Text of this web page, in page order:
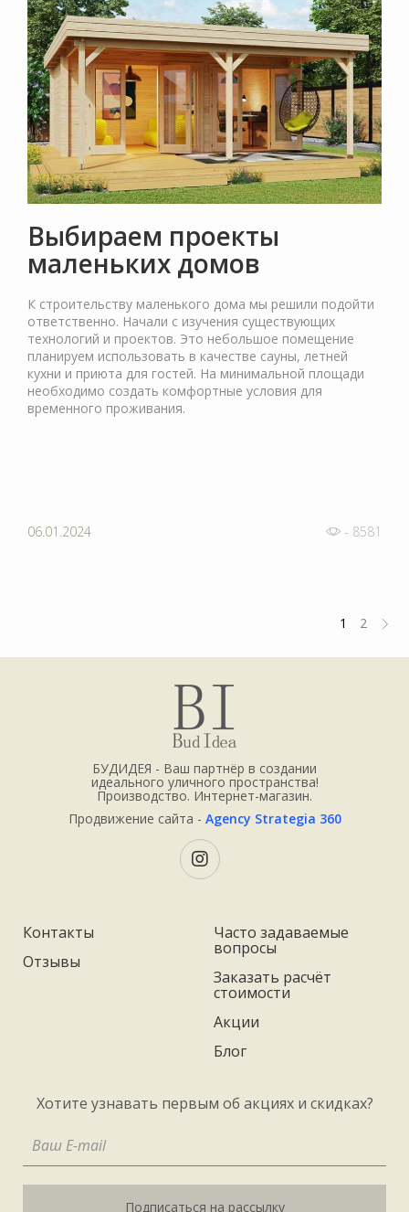
Выбираем проекты
маленьких домов
К строительству маленького дома мы решили подойти
ответственно. Начали с изучения существующих
технологий и проектов. Это небольшое помещение
планируем использовать в качестве сауны, летней
кухни и приюта для гостей. На минимальной площади
необходимо создать комфортные условия для
временного проживания.
06.01.2024 - 8581
1 2
БУДИДЕЯ - Ваш партнёр в создании
идеального уличного пространства!
Производство. Интернет-магазин.
Продвижение сайта - Agency Strategia 360
Контакты
Отзывы
Часто задаваемые
вопросы
Заказать расчёт
стоимости
Акции
Блог
Хотите узнавать первым об акциях и скидках?
Подписаться на рассылку